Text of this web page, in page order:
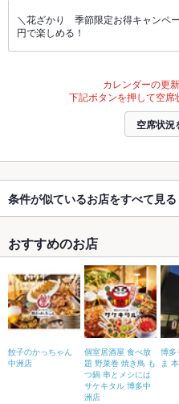
＼花ざかり 季節限定お得キャンペ
円で楽しめる！
カレンダーの更
下記ボタンを押して空席
空席状況
条件が似ているお店をすべて見る
おすすめのお店
餃子のかっちゃん
中洲店
個室居酒屋 食べ放
題 野菜巻 焼き鳥 も
つ鍋 串とメシには
サケキタル 博多中
洲店
博多
ま